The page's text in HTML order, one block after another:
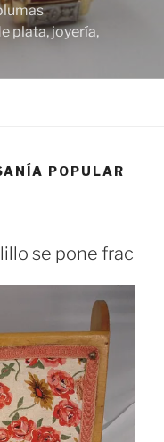
plata, joyería,
POPULAR
se pone frac